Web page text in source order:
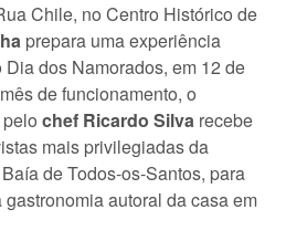
Chile, no Centro Histórico de
prepara uma experiência
dos Namorados, em 12 de
de funcionamento, o
chef Ricardo Silva recebe
mais privilegiadas da
de Todos-os-Santos, para
autoral da casa em